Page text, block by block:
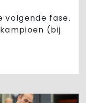
volgende fase.
(bij